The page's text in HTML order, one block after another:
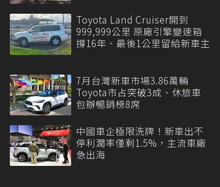
Toyota Land Cruiser開到
999,999公里 原廠引擎變速箱
撐16年、最後1公里留給新車主
7月台灣新車市場3.86萬輛
Toyota市占突破3成、休旅車
包辦暢銷榜8席
中國車企極限洗牌！新車出不
停利潤率僅剩1.5%，主流車廠
急出海